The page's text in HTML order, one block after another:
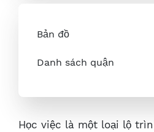
Bản đồ
Danh sách quận
Học việc là một loại lộ